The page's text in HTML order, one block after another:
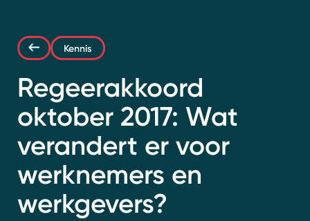
Kennis
Regeerakkoord
oktober 2017: Wat
verandert er voor
werknemers en
werkgevers?